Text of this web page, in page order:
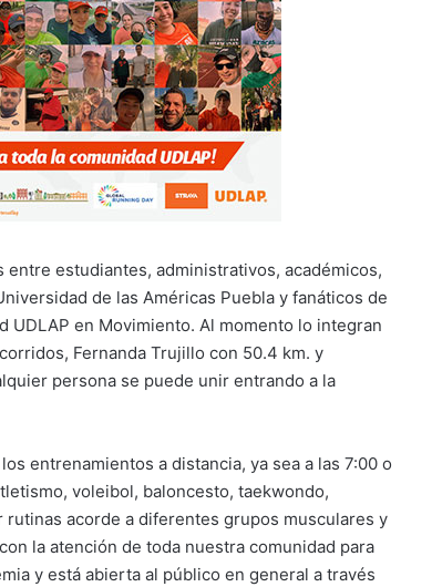
estudiantes, administrativos, académicos,
de las Américas Puebla y fanáticos de
UDLAP en Movimiento. Al momento lo integran
Fernanda Trujillo con 50.4 km. y
persona se puede unir entrando a la
entrenamientos a distancia, ya sea a las 7:00 o
voleibol, baloncesto, taekwondo,
rutinas acorde a diferentes grupos musculares y
la atención de toda nuestra comunidad para
y está abierta al público en general a través